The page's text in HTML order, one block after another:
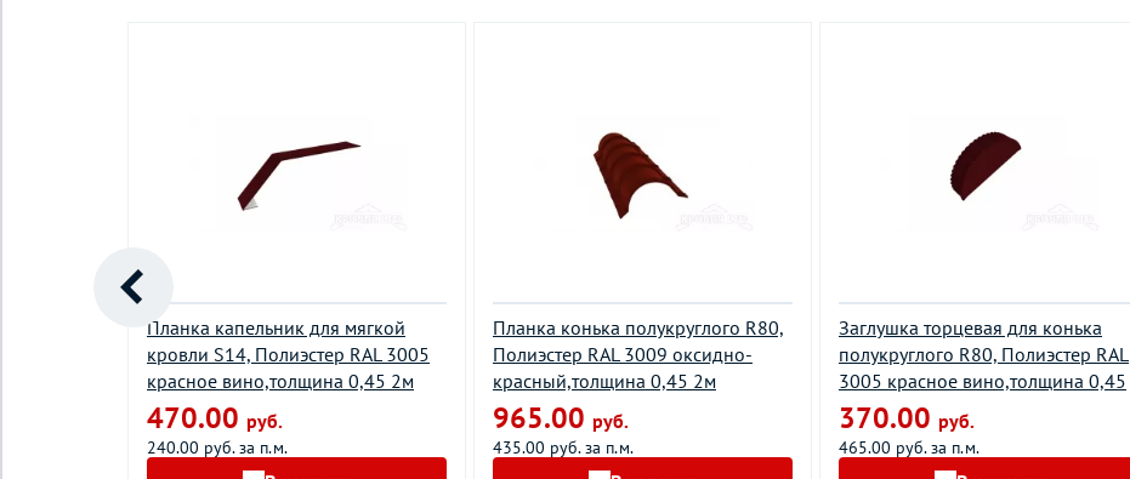
Планка капельник для мягкой
кровли S14, Полиэстер RAL 3005
красное вино,толщина 0,45 2м
470.00 руб.
240.00 руб. за п.м.
Планка конька полукруглого R80,
Полиэстер RAL 3009 оксидно-
красный,толщина 0,45 2м
965.00 руб.
435.00 руб. за п.м.
Заглушка торцевая для конька
полукруглого R80, Полиэстер RAL
3005 красное вино,толщина 0,45
370.00 руб.
465.00 руб. за п.м.